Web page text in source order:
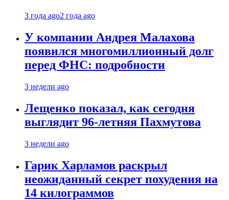
3 года ago2 года ago
У компании Андрея Малахова
появился многомиллионный долг
перед ФНС: подробности
3 недели ago
Лещенко показал, как сегодня
выглядит 96-летняя Пахмутова
3 недели ago
Гарик Харламов раскрыл
неожиданный секрет похудения на
14 килограммов